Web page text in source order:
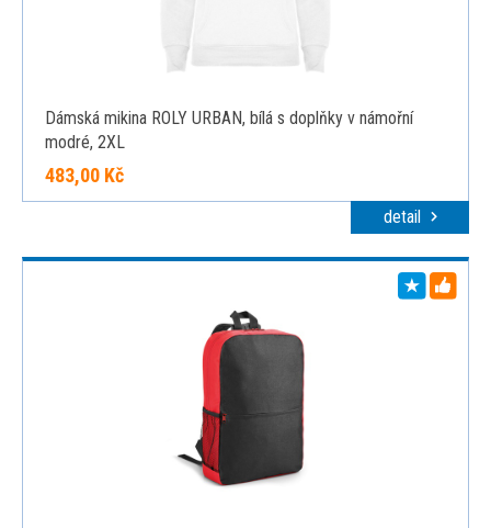
Dámská mikina ROLY URBAN, bílá s doplňky v námořní
modré, 2XL
483,00 Kč
detail